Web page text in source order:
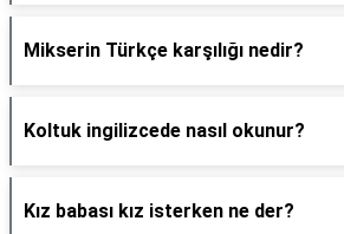
Mikserin Türkçe karşılığı nedir?
Koltuk ingilizcede nasıl okunur?
Kız babası kız isterken ne der?